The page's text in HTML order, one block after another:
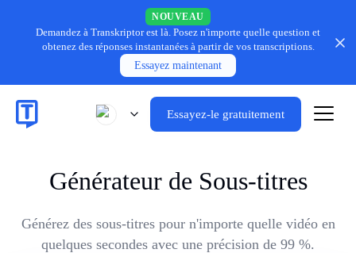
NOUVEAU
Demandez à Transkriptor est là. Posez n'importe quelle question et
obtenez des réponses instantanées à partir de vos transcriptions.
Essayez maintenant
Essayez-le gratuitement
Générateur de Sous-titres
Générez des sous-titres pour n'importe quelle vidéo en
quelques secondes avec une précision de 99 %.